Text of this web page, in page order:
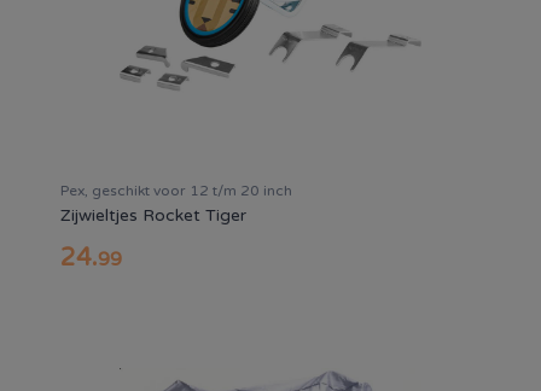
Pex, geschikt voor 12 t/m 20 inch
Zijwieltjes Rocket Tiger
24.99